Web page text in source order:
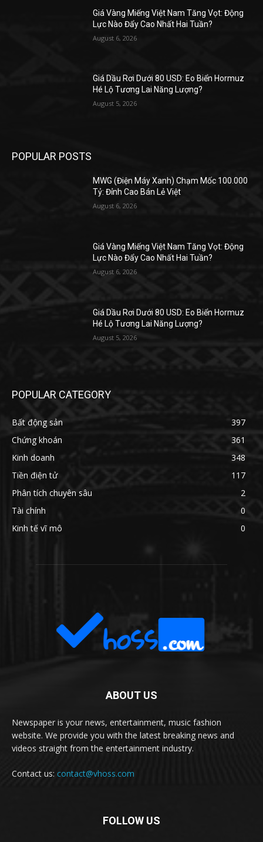
Giá Vàng Miếng Việt Nam Tăng Vọt: Động
Lực Nào Đẩy Cao Nhất Hai Tuần?
August 6, 2026
Giá Dầu Rơi Dưới 80 USD: Eo Biển Hormuz
Hé Lộ Tương Lai Năng Lượng?
August 5, 2026
POPULAR POSTS
MWG (Điện Máy Xanh) Chạm Mốc 100.000
Tỷ: Đỉnh Cao Bán Lẻ Việt
August 6, 2026
Giá Vàng Miếng Việt Nam Tăng Vọt: Động
Lực Nào Đẩy Cao Nhất Hai Tuần?
August 6, 2026
Giá Dầu Rơi Dưới 80 USD: Eo Biển Hormuz
Hé Lộ Tương Lai Năng Lượng?
August 5, 2026
POPULAR CATEGORY
Bất động sản
397
Chứng khoán
361
Kinh doanh
348
Tiền điện tử
117
Phân tích chuyên sâu
2
Tài chính
0
Kinh tế vĩ mô
0
ABOUT US
Newspaper is your news, entertainment, music fashion
website. We provide you with the latest breaking news and
videos straight from the entertainment industry.
Contact us: contact@vhoss.com
FOLLOW US